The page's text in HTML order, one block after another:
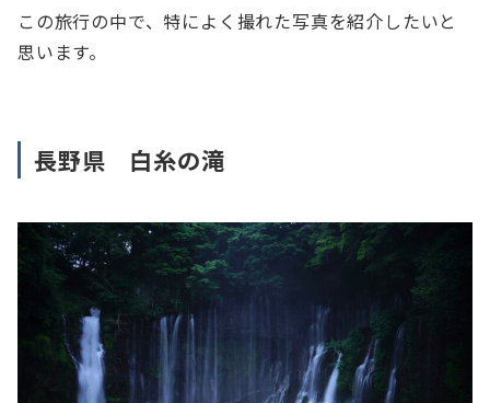
この旅行の中で、特によく撮れた写真を紹介したいと
思います。
長野県 白糸の滝